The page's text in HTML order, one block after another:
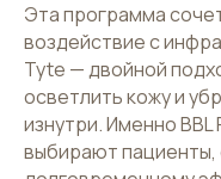
Эта программа
воздействие с
Tyte — двойной
осветлить кожу и
изнутри. Именно
выбирают